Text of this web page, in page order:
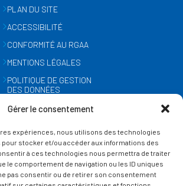
Gérer le consentement
expériences, nous utilisons des technologies
stocker et/ou accéder aux informations des
à ces technologies nous permettra de traiter
le comportement de navigation ou les ID uniques
pas consentir ou de retirer son consentement
PLAN DU SITE
ACCESSIBILITÉ
CONFORMITÉ AU RGAA
MENTIONS LÉGALES
POLITIQUE DE GESTION
DES DONNÉES
GESTION DES COOKIES
NOUS
SUR LES RÉSEAUX